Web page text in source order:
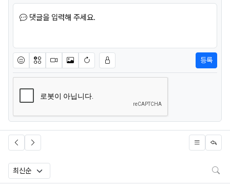
댓글을 입력해 주세요.
이모티콘아이콘동영상이미지새댓글 작성
등록